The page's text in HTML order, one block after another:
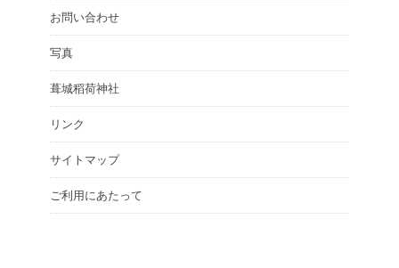
お問い合わせ
写真
葺城稻荷神社
リンク
サイトマップ
ご利用にあたって